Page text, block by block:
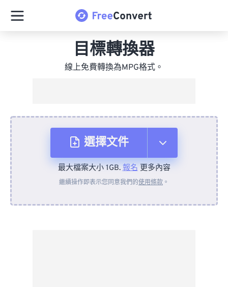
目標轉換器
線上免費轉換為MPG格式。
選擇文件
來自裝置
最大檔案大小 1GB.報名更多內容
繼續操作即表示您同意我們的使用條款 。